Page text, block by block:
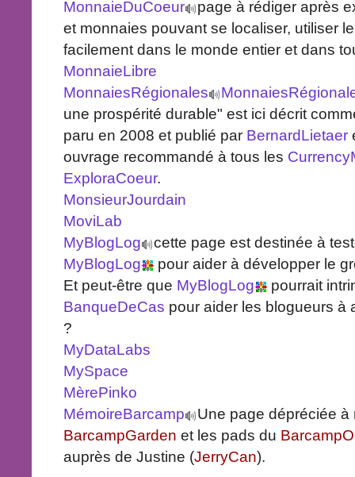
MonnaieDuCoeur
page à rédiger après
et monnaies pouvant se localiser, utiliser
facilement dans le monde entier et dans
MonnaieLibre
MonnaiesRégionales
une prospérité durable" est ici décrit
paru en 2008 et publié par BernardLietaer
ouvrage recommandé à tous les
ExploraCoeur.
MonsieurJourdain
MoviLab
MyBlogLog
cette page est destinée à
MyBlogLog
pour aider à développer le
Et peut-être que MyBlogLog
pourrait
BanqueDeCas pour aider les blogueurs à
?
MyDataLabs
MySpace
MèrePinko
MémoireBarcamp
Une page dépréciée à
BarcampGarden et les pads du
auprès de Justine (JerryCan).